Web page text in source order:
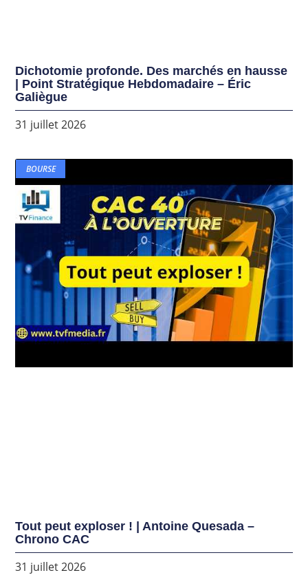
Dichotomie profonde. Des marchés en hausse
| Point Stratégique Hebdomadaire – Éric
Galiègue
31 juillet 2026
BOURSE
Tout peut exploser ! | Antoine Quesada –
Chrono CAC
31 juillet 2026